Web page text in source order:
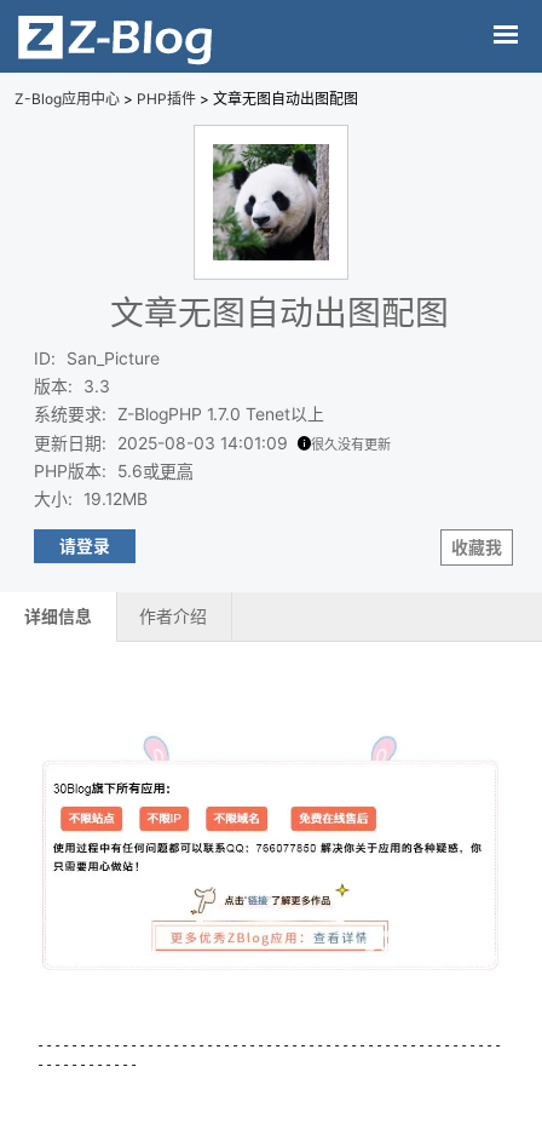
Z-Blog应用中心 > PHP插件 > 文章无图自动出图配图
文章无图自动出图配图
ID:
San_Picture
版本:
3.3
系统要求:
Z-BlogPHP 1.7.0 Tenet以上
更新日期: 2025-08-03 14:01:09 很久没有更新
PHP版本: 5.6或更高
大小: 19.12MB
收藏我
请登录
详细信息 作者介绍
-------------------------------------------------------
------------